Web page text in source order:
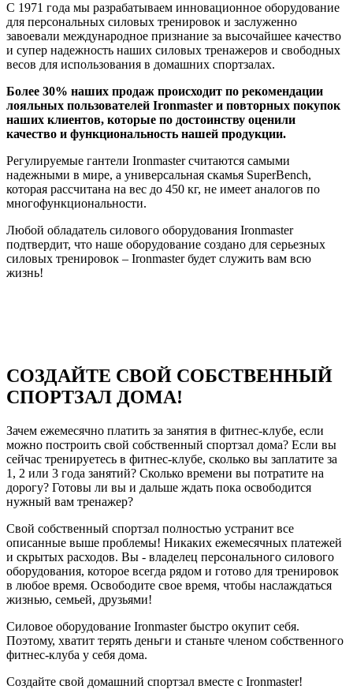
C 1971 года мы разрабатываем инновационное оборудование
для персональных силовых тренировок и заслуженно
завоевали международное признание за высочайшее качество
и супер надежность наших силовых тренажеров и свободных
весов для использования в домашних спортзалах.
Более 30% наших продаж происходит по рекомендации
лояльных пользователей Ironmaster и повторных покупок
наших клиентов, которые по достоинству оценили
качество и функциональность нашей продукции.
Регулируемые гантели Ironmaster считаются самыми
надежными в мире, а универсальная скамья SuperBench,
которая рассчитана на вес до 450 кг, не имеет аналогов по
многофункциональности.
Любой обладатель силового оборудования Ironmaster
подтвердит, что наше оборудование создано для серьезных
силовых тренировок – Ironmaster будет служить вам всю
жизнь!
СОЗДАЙТЕ СВОЙ СОБСТВЕННЫЙ
СПОРТЗАЛ ДОМА!
Зачем ежемесячно платить за занятия в фитнес-клубе, если
можно построить свой собственный спортзал дома? Если вы
сейчас тренируетесь в фитнес-клубе, сколько вы заплатите за
1, 2 или 3 года занятий? Сколько времени вы потратите на
дорогу? Готовы ли вы и дальше ждать пока освободится
нужный вам тренажер?
Свой собственный спортзал полностью устранит все
описанные выше проблемы! Никаких ежемесячных платежей
и скрытых расходов. Вы - владелец персонального силового
оборудования, которое всегда рядом и готово для тренировок
в любое время. Освободите свое время, чтобы наслаждаться
жизнью, семьей, друзьями!
Силовое оборудование Ironmaster быстро окупит себя.
Поэтому, хватит терять деньги и станьте членом собственного
фитнес-клуба у себя дома.
Создайте свой домашний спортзал вместе с Ironmaster!